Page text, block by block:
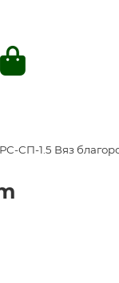
СП-1.5 Вяз